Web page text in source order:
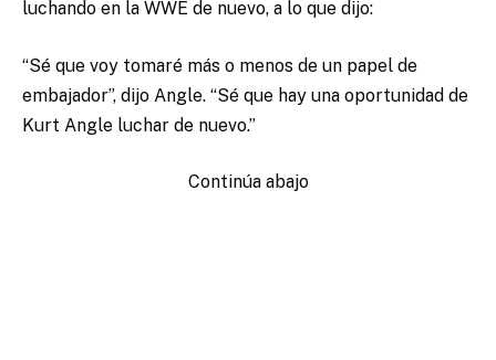
luchando en la WWE de nuevo, a lo que dijo:
“Sé que voy tomaré más o menos de un papel de
embajador”, dijo Angle. “Sé que hay una oportunidad de
Kurt Angle luchar de nuevo.”
Continúa abajo